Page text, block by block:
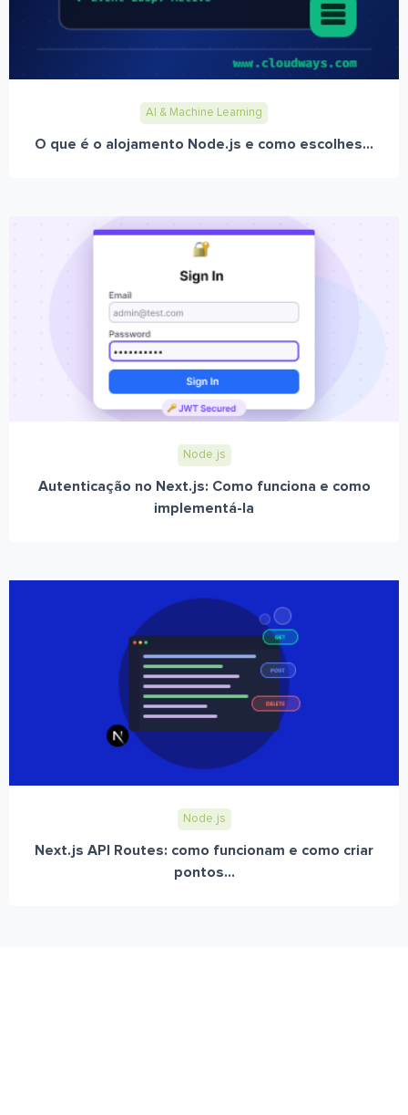
AI & Machine Learning
O que é o alojamento Node.js e como escolhes...
Node.js
Autenticação no Next.js: Como funciona e como
implementá-la
Node.js
Next.js API Routes: como funcionam e como criar
pontos...